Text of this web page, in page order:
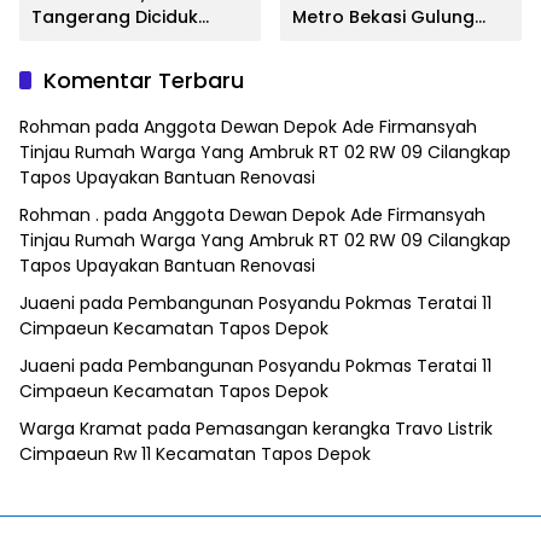
Tangerang Diciduk
Metro Bekasi Gulung
Komentar Terbaru
Rohman pada Anggota Dewan Depok Ade Firmansyah
Tinjau Rumah Warga Yang Ambruk RT 02 RW 09 Cilangkap
Tapos Upayakan Bantuan Renovasi
Rohman . pada Anggota Dewan Depok Ade Firmansyah
Tinjau Rumah Warga Yang Ambruk RT 02 RW 09 Cilangkap
Tapos Upayakan Bantuan Renovasi
Juaeni pada Pembangunan Posyandu Pokmas Teratai 11
Cimpaeun Kecamatan Tapos Depok
Juaeni pada Pembangunan Posyandu Pokmas Teratai 11
Cimpaeun Kecamatan Tapos Depok
Warga Kramat pada Pemasangan kerangka Travo Listrik
Cimpaeun Rw 11 Kecamatan Tapos Depok